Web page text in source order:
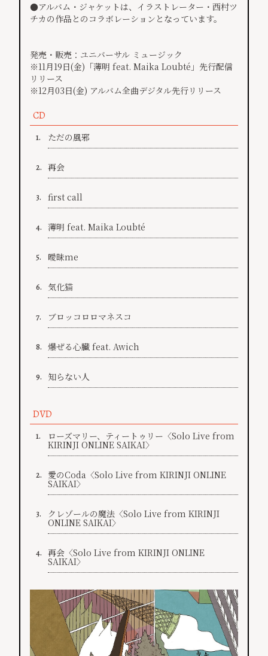
●アルバム・ジャケットは、イラストレーター・西村ツ
チカの作品とのコラボレーションとなっています。
発売・販売：ユニバーサル ミュージック
※11月19日(金)「薄明 feat. Maika Loubté」先行配信
リリース
※12月03日(金) アルバム全曲デジタル先行リリース
CD
1. ただの風邪
2. 再会
3. first call
4. 薄明 feat. Maika Loubté
5. 曖昧me
6. 気化猫
7. ブロッコロロマネスコ
8. 爆ぜる心臓 feat. Awich
9. 知らない人
DVD
1. ローズマリー、ティートゥリー〈Solo Live from
KIRINJI ONLINE SAIKAI〉
2. 愛のCoda〈Solo Live from KIRINJI ONLINE
SAIKAI〉
3. クレゾールの魔法〈Solo Live from KIRINJI
ONLINE SAIKAI〉
4. 再会〈Solo Live from KIRINJI ONLINE
SAIKAI〉